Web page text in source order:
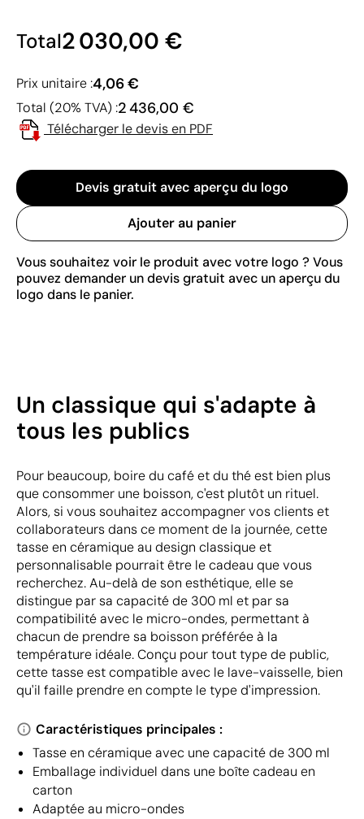
Total2 030,00 €
Prix unitaire :4,06 €
Total (20% TVA) :2 436,00 €
Télécharger le devis en PDF
Devis gratuit avec aperçu du logo
Ajouter au panier
Vous souhaitez voir le produit avec votre logo ? Vous
pouvez demander un devis gratuit avec un aperçu du
logo dans le panier.
Un classique qui s'adapte à
tous les publics
Pour beaucoup, boire du café et du thé est bien plus
que consommer une boisson, c'est plutôt un rituel.
Alors, si vous souhaitez accompagner vos clients et
collaborateurs dans ce moment de la journée, cette
tasse en céramique au design classique et
personnalisable pourrait être le cadeau que vous
recherchez. Au-delà de son esthétique, elle se
distingue par sa capacité de 300 ml et par sa
compatibilité avec le micro-ondes, permettant à
chacun de prendre sa boisson préférée à la
température idéale. Conçu pour tout type de public,
cette tasse est compatible avec le lave-vaisselle, bien
qu'il faille prendre en compte le type d'impression.
Caractéristiques principales :
Tasse en céramique avec une capacité de 300 ml
Emballage individuel dans une boîte cadeau en
carton
Adaptée au micro-ondes